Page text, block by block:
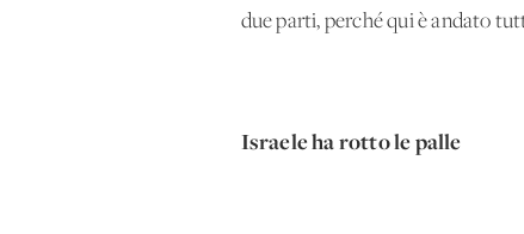
due parti, perché qui è andato
Israele ha rotto le palle